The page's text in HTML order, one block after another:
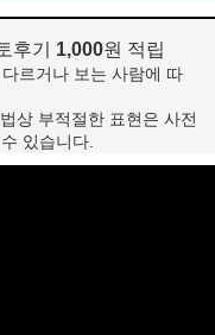
후기 1,000원 적립
르거나 보는 사람에 따
상 부적절한 표현은 사전
있습니다.